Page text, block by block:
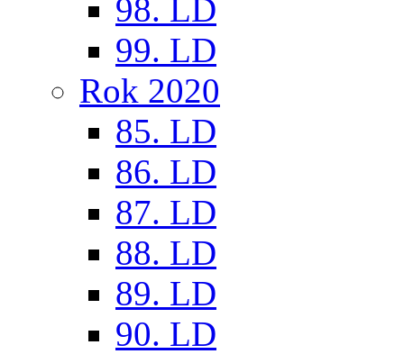
98. LD
99. LD
Rok 2020
85. LD
86. LD
87. LD
88. LD
89. LD
90. LD